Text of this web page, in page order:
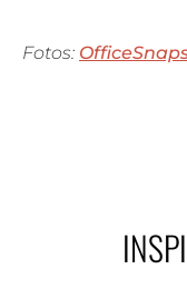
Fotos: